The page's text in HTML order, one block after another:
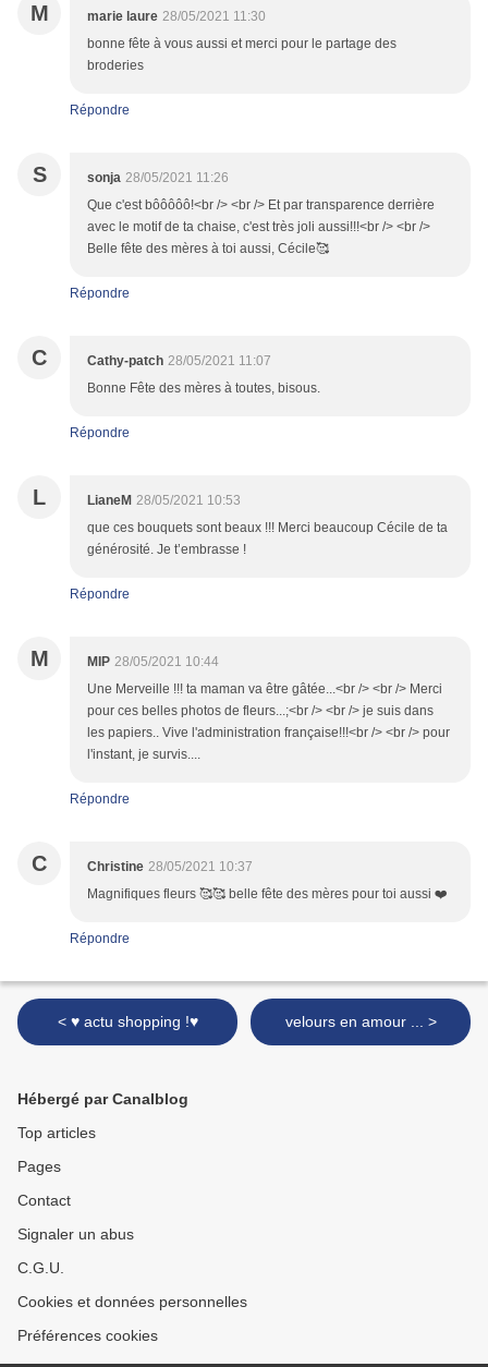
M marie laure 28/05/2021 11:30
bonne fête à vous aussi et merci pour le partage des
broderies
Répondre
S sonja 28/05/2021 11:26
Que c'est bôôôôô!<br /> <br /> Et par transparence derrière
avec le motif de ta chaise, c'est très joli aussi!!!<br /> <br />
Belle fête des mères à toi aussi, Cécile🥰
Répondre
C Cathy-patch 28/05/2021 11:07
Bonne Fête des mères à toutes, bisous.
Répondre
L LianeM 28/05/2021 10:53
que ces bouquets sont beaux !!! Merci beaucoup Cécile de ta
générosité. Je t’embrasse !
Répondre
M MIP 28/05/2021 10:44
Une Merveille !!! ta maman va être gâtée...<br /> <br /> Merci
pour ces belles photos de fleurs...;<br /> <br /> je suis dans
les papiers.. Vive l'administration française!!!<br /> <br /> pour
l'instant, je survis....
Répondre
C Christine 28/05/2021 10:37
Magnifiques fleurs 🥰🥰 belle fête des mères pour toi aussi ❤️
Répondre
< ♥ actu shopping !♥ velours en amour ... >
Hébergé par Canalblog
Top articles
Pages
Contact
Signaler un abus
C.G.U.
Cookies et données personnelles
Préférences cookies